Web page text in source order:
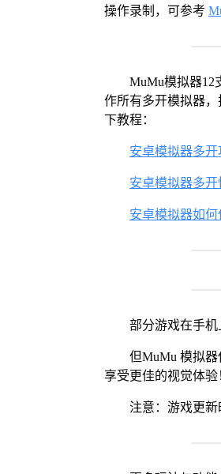
操作录制，可参考
MuMu模拟器12
作所有多开模拟器
下教程：
安卓模拟器多开
安卓模拟器多
安卓模拟器如
部分游戏在手机
但MuMu 模拟器
享受更佳的视觉体验
注意：游戏更新